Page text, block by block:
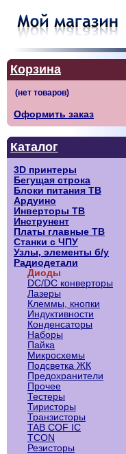
Корзина
Оформить заказ
Каталог
3D принтеры
Бегущая строка
Блоки питания ТВ
Ардуино
Инверторы ТВ
Инструнент
Платы главные ТВ
Станки с ЧПУ
Узлы, элементы б/у
Радиодетали
Диоды
DC/DC конверторы
Лазеры
Клеммы, кнопки
Индуктивности
Конденсаторы
Наборы
Пайка
Микросхемы
Подсветка ЖК
Предохранители
Прочее
Тестеры
Тиристоры
Транзисторы
TAB COF IC
TCON
Резисторы